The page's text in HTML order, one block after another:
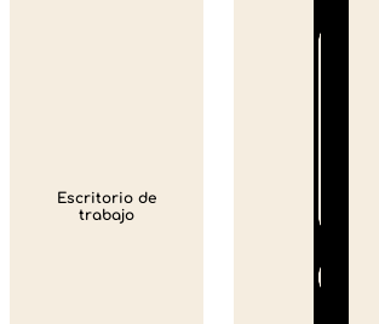
Escritorio de
trabajo